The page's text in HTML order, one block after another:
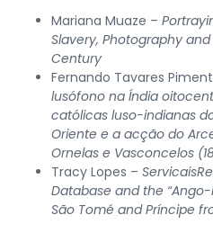
Mariana Muaze –
Slavery, Photography and
Century
Fernando Tavares
lusófono na Índia
católicas luso-indianas
Oriente e a acção do
Ornelas e Vasconcelos
Tracy Lopes –
Database and the
São Tomé and Príncipe